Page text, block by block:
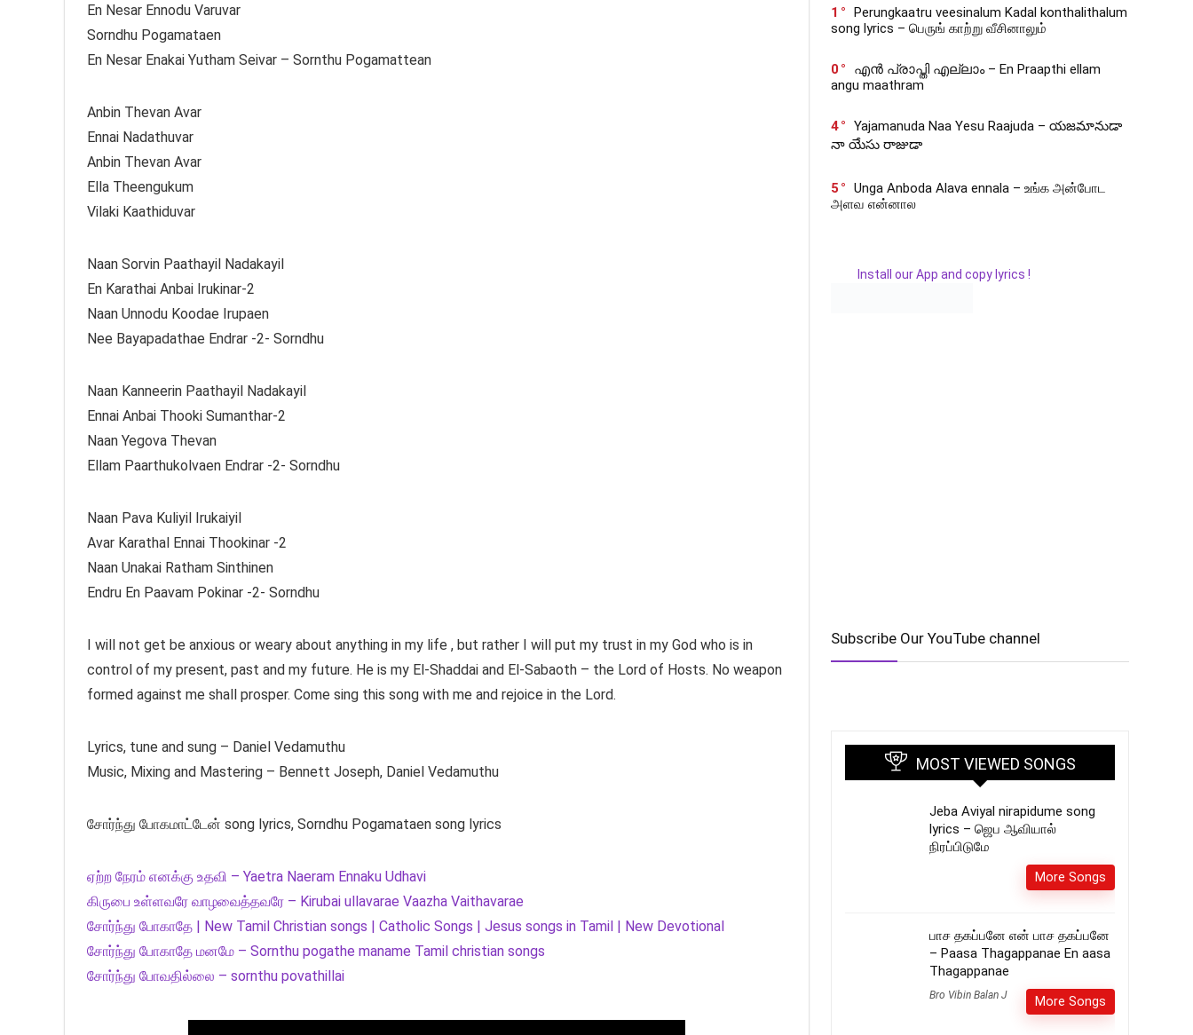
En Nesar Ennodu Varuvar
Sorndhu Pogamataen
En Nesar Enakai Yutham Seivar – Sornthu Pogamattean
Anbin Thevan Avar
Ennai Nadathuvar
Anbin Thevan Avar
Ella Theengukum
Vilaki Kaathiduvar
Naan Sorvin Paathayil Nadakayil
En Karathai Anbai Irukinar-2
Naan Unnodu Koodae Irupaen
Nee Bayapadathae Endrar -2- Sorndhu
Naan Kanneerin Paathayil Nadakayil
Ennai Anbai Thooki Sumanthar-2
Naan Yegova Thevan
Ellam Paarthukolvaen Endrar -2- Sorndhu
Naan Pava Kuliyil Irukaiyil
Avar Karathal Ennai Thookinar -2
Naan Unakai Ratham Sinthinen
Endru En Paavam Pokinar -2- Sorndhu
I will not get be anxious or weary about anything in my life , but rather I will put my trust in my God who is in
control of my present, past and my future. He is my El-Shaddai and El-Sabaoth – the Lord of Hosts. No weapon
formed against me shall prosper. Come sing this song with me and rejoice in the Lord.
Lyrics, tune and sung – Daniel Vedamuthu
Music, Mixing and Mastering – Bennett Joseph, Daniel Vedamuthu
சோர்ந்து போகமாட்டேன் song lyrics, Sorndhu Pogamataen song lyrics
ஏற்ற நேரம் எனக்கு உதவி – Yaetra Naeram Ennaku Udhavi
கிருபை உள்ளவரே வாழவைத்தவரே – Kirubai ullavarae Vaazha Vaithavarae
சோர்ந்து போகாதே | New Tamil Christian songs | Catholic Songs | Jesus songs in Tamil | New Devotional
சோர்ந்து போகாதே மனமே – Sornthu pogathe maname Tamil christian songs
சோர்ந்து போவதில்லை – sornthu povathillai
1
Perungkaatru veesinalum Kadal konthalithalum
song lyrics – பெருங் காற்று வீசினாலும்
0
എൻ പ്രാപ്തി എല്ലാം – En Praapthi ellam
angu maathram
4
Yajamanuda Naa Yesu Raajuda – యజమానుడా
నా యేసు రాజుడా
5
Unga Anboda Alava ennala – உங்க அன்போட
அளவ என்னால
Install our App and copy lyrics !
Subscribe Our YouTube channel
MOST VIEWED SONGS
Jeba Aviyal nirapidume song
lyrics – ஜெப ஆவியால்
நிரப்பிடுமே
More Songs
பாச தகப்பனே என் பாச தகப்பனே
– Paasa Thagappanae En aasa
Thagappanae
Bro Vibin Balan J More Songs